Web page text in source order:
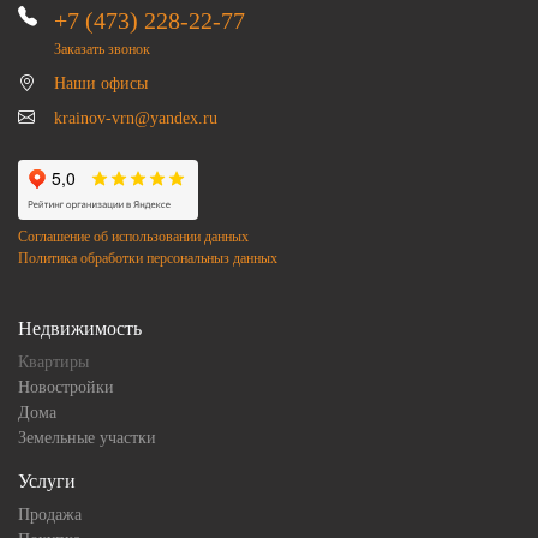
+7 (473) 228-22-77
Заказать звонок
Наши офисы
krainov-vrn@yandex.ru
Соглашение об использовании данных
Политика обработки персональныз данных
Недвижимость
Квартиры
Новостройки
Дома
Земельные участки
Услуги
Продажа